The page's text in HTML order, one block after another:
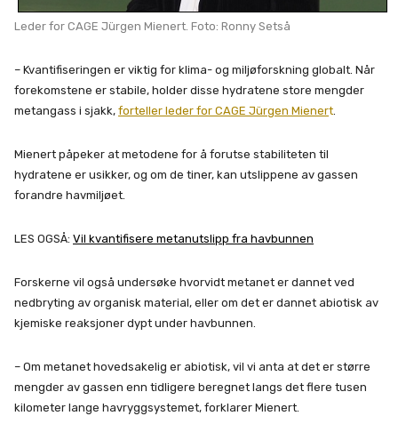
Leder for CAGE Jürgen Mienert. Foto: Ronny Setså
– Kvantifiseringen er viktig for klima- og miljøforskning globalt. Når
forekomstene er stabile, holder disse hydratene store mengder
metangass i sjakk, forteller leder for CAGE Jürgen Mienert
Mienert påpeker at metodene for å forutse stabiliteten til
hydratene er usikker, og om de tiner, kan utslippene av gassen
forandre havmiljøet.
LES OGSÅ: Vil kvantifisere metanutslipp fra havbunnen
Forskerne vil også undersøke hvorvidt metanet er dannet ved
nedbryting av organisk material, eller om det er dannet abiotisk av
kjemiske reaksjoner dypt under havbunnen.
– Om metanet hovedsakelig er abiotisk, vil vi anta at det er større
mengder av gassen enn tidligere beregnet langs det flere tusen
kilometer lange havryggsystemet, forklarer Mienert.